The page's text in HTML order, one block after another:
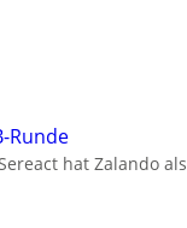
Runde
hat Zalando als